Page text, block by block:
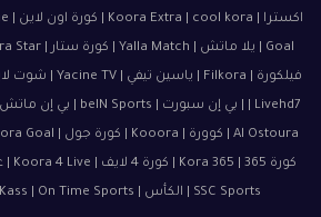
SSC Sports | الكأس | AlKass | On Time Sports | أبوظبي الرياضية